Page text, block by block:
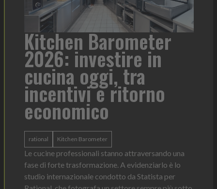
Kitchen Barometer
2026: investire in
cucina oggi, tra
incentivi e ritorno
economico
rational Kitchen Barometer
Le cucine professionali stanno attraversando una
fase di forte trasformazione. A evidenziarlo è lo
studio internazionale condotto da Statista per